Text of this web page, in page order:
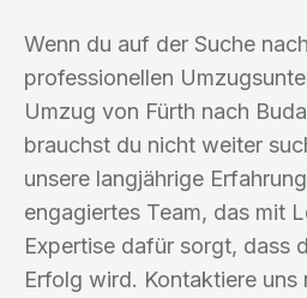
Wenn du auf der Suche
professionellen
Umzug von Fürth nach
brauchst du nicht weiter
unsere langjährige
engagiertes Team, das mit
Expertise dafür sorgt, dass
Erfolg wird. Kontaktiere uns